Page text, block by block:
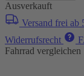
Ausverkauft
Versand frei ab
Widerrufsrecht
Fahrrad vergleichen